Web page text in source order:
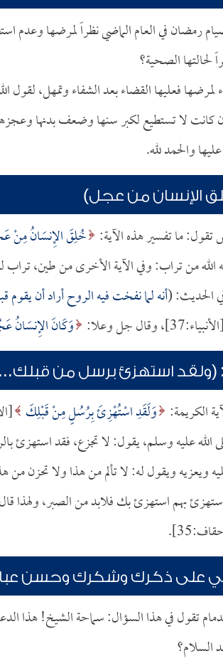
رمضان في العام الماضي نظراً لمرضها
لحالتها الصحية؟
فعليها القضاء بعد الشفاء وتمهل، لقول
أما إن كانت لا تستطيع لكبر سنها وضعف بدنها
والحمد لله.
الإنسان من عجل)
ما تفسير هذه الآية: خُلِقَ الإِنسَانُ مِنْ
من تراب: وفي الآية الأخرى من طين، تراب
الحديث: (أنه لما نفخت فيه الروح أراد أن
[الأنبياء:37]، وقال جل وعلا: وَكَانَ الإِنسَانُ
(ولقد استهزئ برسل من
الكريمة: وَلَقَدِ اسْتُهْزِئَ بِرُسُلٍ مِنْ قَبْلِكَ
الله عليه وسلم، يقول: لا تجزع، فقد استهزئ
ويعزيه ويقول له: لا تألم من هذا ولا
بهم استهزئ بك فلابد من الصبر، ولهذا
على ذكرك وشكرك وحسن
تقول في هذا السؤال: سماحة الشيخ! هذا
السلام؟